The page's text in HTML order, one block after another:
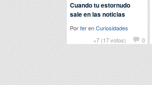
+7 (17 votos) 0
Cuando tu estornudo
sale en las noticias
PorferenCuriosidades